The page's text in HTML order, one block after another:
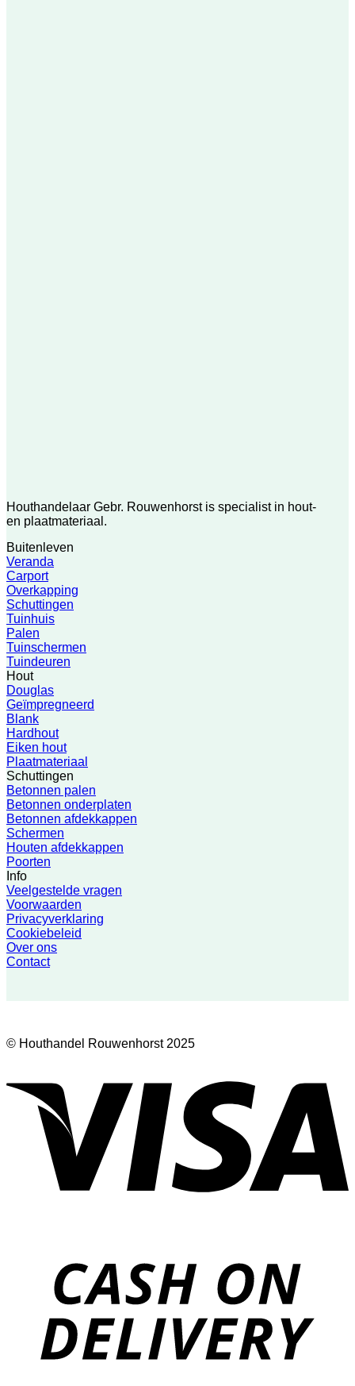
Houthandelaar Gebr. Rouwenhorst is specialist in hout-
en plaatmateriaal.
Buitenleven
Veranda
Carport
Overkapping
Schuttingen
Tuinhuis
Palen
Tuinschermen
Tuindeuren
Hout
Douglas
Geïmpregneerd
Blank
Hardhout
Eiken hout
Plaatmateriaal
Schuttingen
Betonnen palen
Betonnen onderplaten
Betonnen afdekkappen
Schermen
Houten afdekkappen
Poorten
Info
Veelgestelde vragen
Voorwaarden
Privacyverklaring
Cookiebeleid
Over ons
Contact
© Houthandel Rouwenhorst 2025